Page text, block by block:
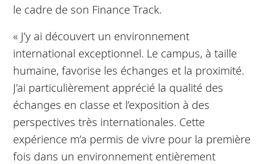
le cadre de son Finance Track.
« J’y ai découvert un environnement
international exceptionnel. Le campus, à taille
humaine, favorise les échanges et la proximité.
J’ai particulièrement apprécié la qualité des
échanges en classe et l’exposition à des
perspectives très internationales. Cette
expérience m’a permis de vivre pour la première
fois dans un environnement entièrement